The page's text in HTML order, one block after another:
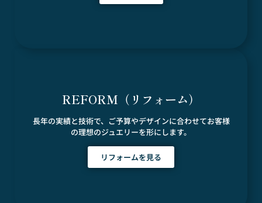
REFORM（リフォーム）
長年の実績と技術で、ご予算やデザインに合わせてお客様
の理想のジュエリーを形にします。
リフォームを見る